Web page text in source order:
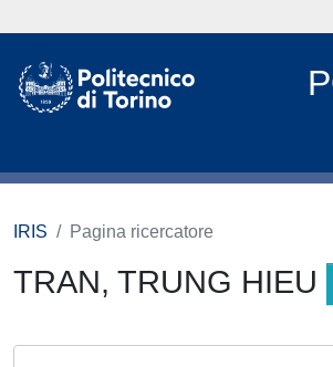
IRIS Pagina ricercatore
TRAN, TRUNG HIEU